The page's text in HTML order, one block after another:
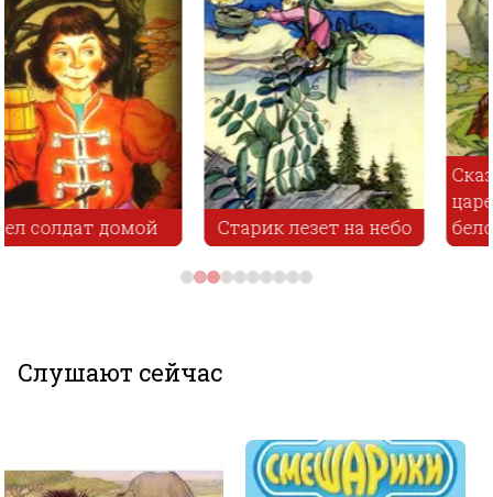
Старик лезет на небо
Сказка о Cиле-
царевиче и об Ивашке
белой рубашке
Слушают сейчас